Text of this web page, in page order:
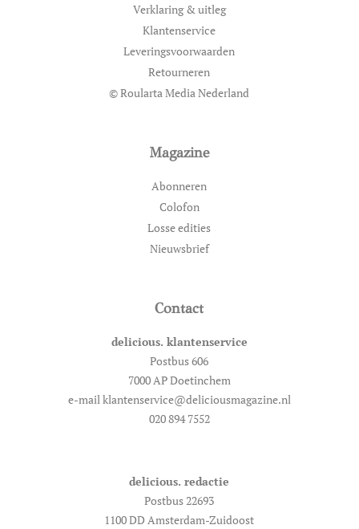
Verklaring & uitleg
Klantenservice
Leveringsvoorwaarden
Retourneren
© Roularta Media Nederland
Magazine
Abonneren
Colofon
Losse edities
Nieuwsbrief
Contact
delicious. klantenservice
Postbus 606
7000 AP Doetinchem
e-mail klantenservice@deliciousmagazine.nl
020 894 7552
delicious. redactie
Postbus 22693
1100 DD Amsterdam-Zuidoost